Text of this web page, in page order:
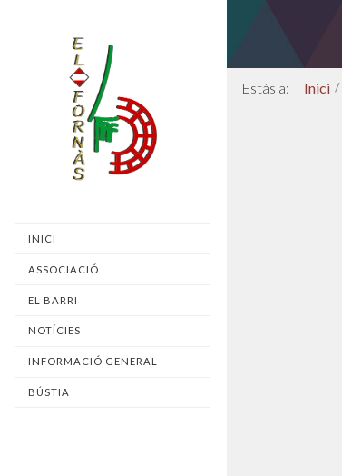
INICI
ASSOCIACIÓ
EL BARRI
NOTÍCIES
INFORMACIÓ GENERAL
BÚSTIA
Inici /